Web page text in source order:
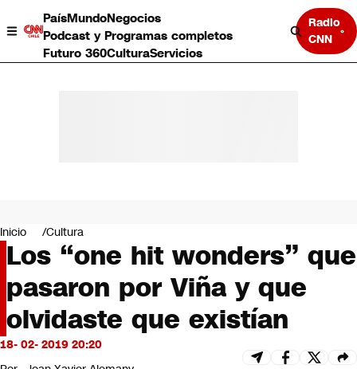
PaísMundoNegocios
Podcast y Programas completos
Futuro 360CulturaServicios
Radio
CNN
Negocios
Deportes
Programas completos
Cultura
Servicios
Bits
CNN tiempo
Inicio Cultura
Los “one hit wonders” que
pasaron por Viña y que
olvidaste que existían
18- 02- 2019 20:20